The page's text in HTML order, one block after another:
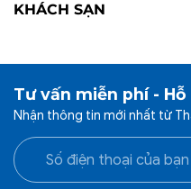
KHÁCH SẠN
Tư vấn miễn phí -
Nhận thông tin mới nhất từ